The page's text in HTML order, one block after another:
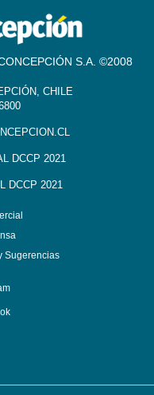
S.A. ©2008
CHILE
DCCP 2021
DCCP 2021
Sugerencias